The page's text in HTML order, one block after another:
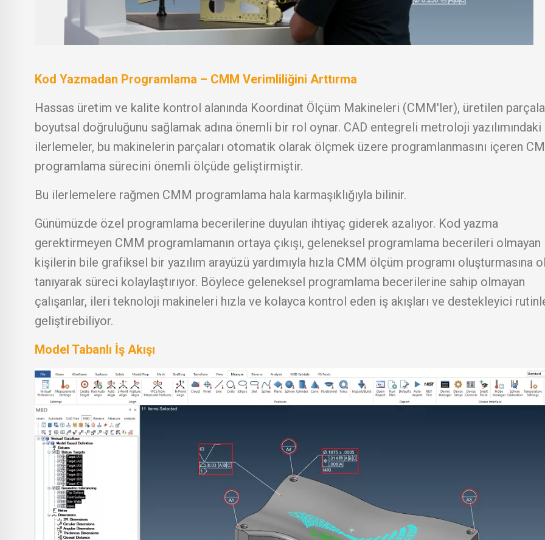
Kod Yazmadan Programlama – CMM Verimliliğini Arttırma
Hassas üretim ve kalite kontrol alanında Koordinat Ölçüm Makineleri (CMM'ler), üretilen
boyutsal doğruluğunu sağlamak adına önemli bir rol oynar. CAD entegreli metroloji yazılımındaki
ilerlemeler, bu makinelerin parçaları otomatik olarak ölçmek üzere programlanmasını içeren
programlama sürecini önemli ölçüde geliştirmiştir.
Bu ilerlemelere rağmen CMM programlama hala karmaşıklığıyla bilinir.
Günümüzde özel programlama becerilerine duyulan ihtiyaç giderek azalıyor. Kod yazma
gerektirmeyen CMM programlamanın ortaya çıkışı, geleneksel programlama becerileri olmayan
kişilerin bile grafiksel bir yazılım arayüzü yardımıyla hızla CMM ölçüm programı oluşturmasına
tanıyarak süreci kolaylaştırıyor. Böylece geleneksel programlama becerilerine sahip olmayan
çalışanlar, ileri teknoloji makineleri hızla ve kolayca kontrol eden iş akışları ve destekleyici
geliştirebiliyor.
Model Tabanlı İş Akışı